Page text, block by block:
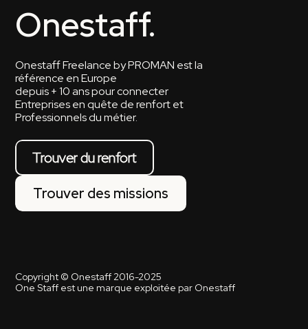
Onestaff.
Onestaff Freelance by PROMAN est la
référence en Europe
depuis + 10 ans pour connecter
Entreprises en quête de renfort et
Professionnels du métier.
Trouver du renfort
Trouver des missions
Copyright © Onestaff 2016-2025
One Staff est une marque exploitée par Onestaff